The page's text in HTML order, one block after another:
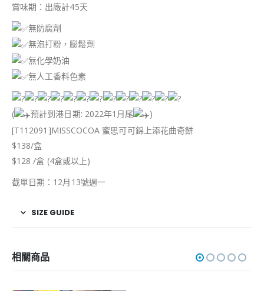
賞味期：出廠計45天
無防腐劑
無泡打粉，膨鬆劑
無化學奶油
無人工香料色素
( 預計到港日期: 2022年1月尾
)
[T112091]MISSCOCOA 蜜思可可錦上添花曲奇餅
$138/盒
$128 /盒 (4盒或以上)
截單日期：12月13號週一
SIZE GUIDE
相關商品